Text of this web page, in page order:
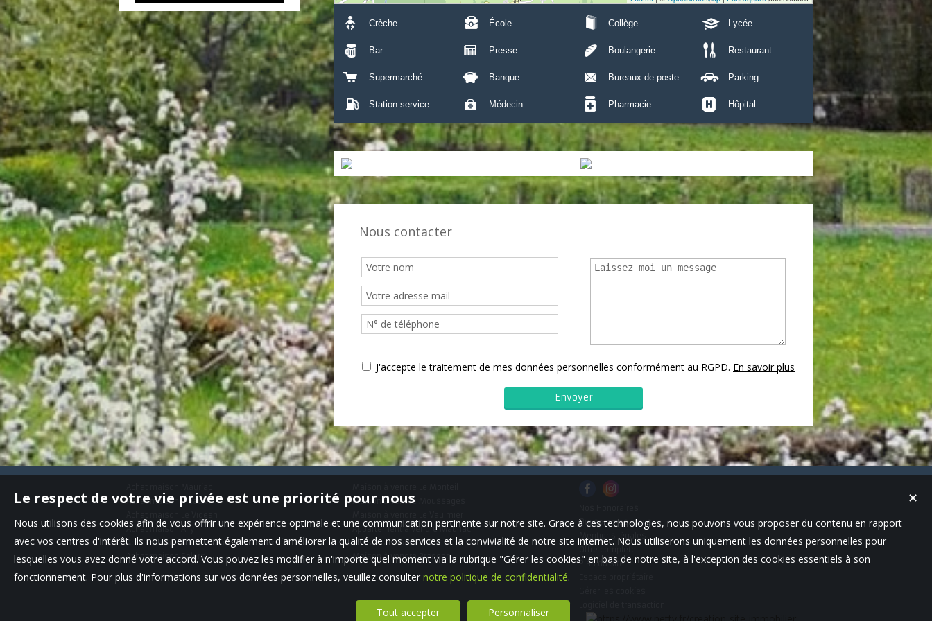
48 000 €
Maison mitoyenne 1 côté Mauriac 130 m²
Crèche École Collège Lycée
Bar Presse Boulangerie Restaurant
Supermarché Banque Bureaux de poste Parking
Station service Médecin Pharmacie Hôpital
Nous contacter
J'accepte le traitement de mes données personnelles conformément au RGPD. En savoir plus
Achat maison Pleaux
Achat maison Ally
Achat maison Saint-Martin-Valmeroux
Achat maison Salers
Maison à vendre Moussages
Appartement à vendre Mauriac
Maison à vendre Salers
Maison à vendre Brageac
Qui sommes-nous
Mentions légales
Plan du site
✕
Le respect de votre vie privée est une priorité pour nous
Nous utilisons des cookies afin de vous offrir une expérience optimale et une communication pertinente sur notre site. Grace à ces technologies, nous pouvons vous proposer du contenu en rapport
avec vos centres d'intérêt. Ils nous permettent également d'améliorer la qualité de nos services et la convivialité de notre site internet. Nous utiliserons uniquement les données personnelles pour
lesquelles vous avez donné votre accord. Vous pouvez les modifier à n'importe quel moment via la rubrique "Gérer les cookies" en bas de notre site, à l'exception des cookies essentiels à son
fonctionnement. Pour plus d'informations sur vos données personnelles, veuillez consulter notre politique de confidentialité.
Tout accepter Personnaliser